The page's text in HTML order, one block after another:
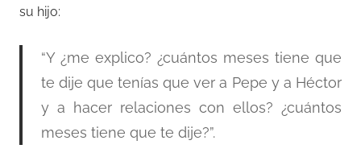
su hijo:
“Y ¿me explico? ¿cuántos meses tiene que
te dije que tenías que ver a Pepe y a Héctor
y a hacer relaciones con ellos? ¿cuántos
meses tiene que te dije?”.